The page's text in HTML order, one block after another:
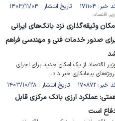
۱۷۱۱۰۴ تاریخ انتشار : ۱۴۰۳/۱۱/۰۴
اقتصاد:
وثیقه‌گذاری نزد بانک‌های ایرانی
صدور خدمات فنی و مهندسی فراهم
اقتصاد از یک امکان جدید برای اجرای
پیمانکاری خبر داد.
۱۷۰۸۷۲ تاریخ انتشار : ۱۴۰۳/۱۰/۲۸
عملکرد ارزی بانک مرکزی قابل
است